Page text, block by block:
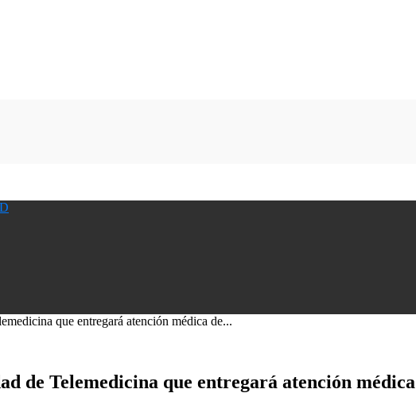
que entregará atención médica de...
de Telemedicina que entregará atención